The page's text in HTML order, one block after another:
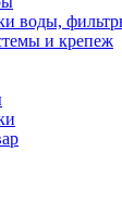
воды,
и крепеж